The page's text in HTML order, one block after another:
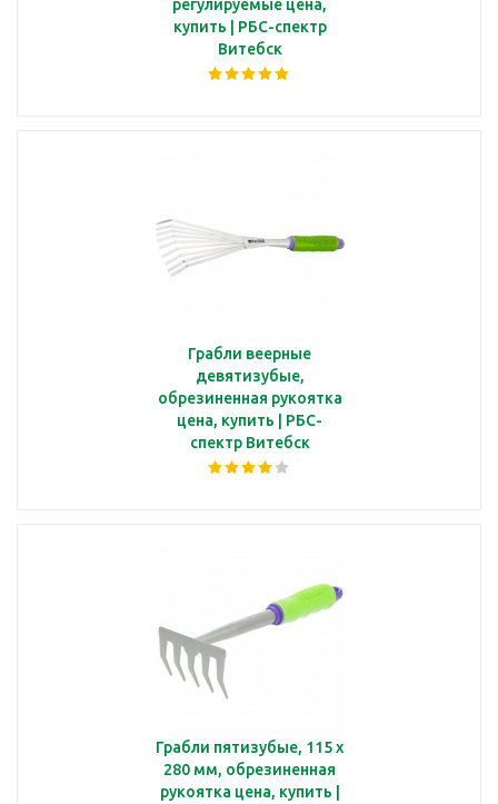
регулируемые цена,
купить | РБС-спектр
Витебск
Грабли веерные
девятизубые,
обрезиненная рукоятка
цена, купить | РБС-
спектр Витебск
Грабли пятизубые, 115 x
280 мм, обрезиненная
рукоятка цена, купить |